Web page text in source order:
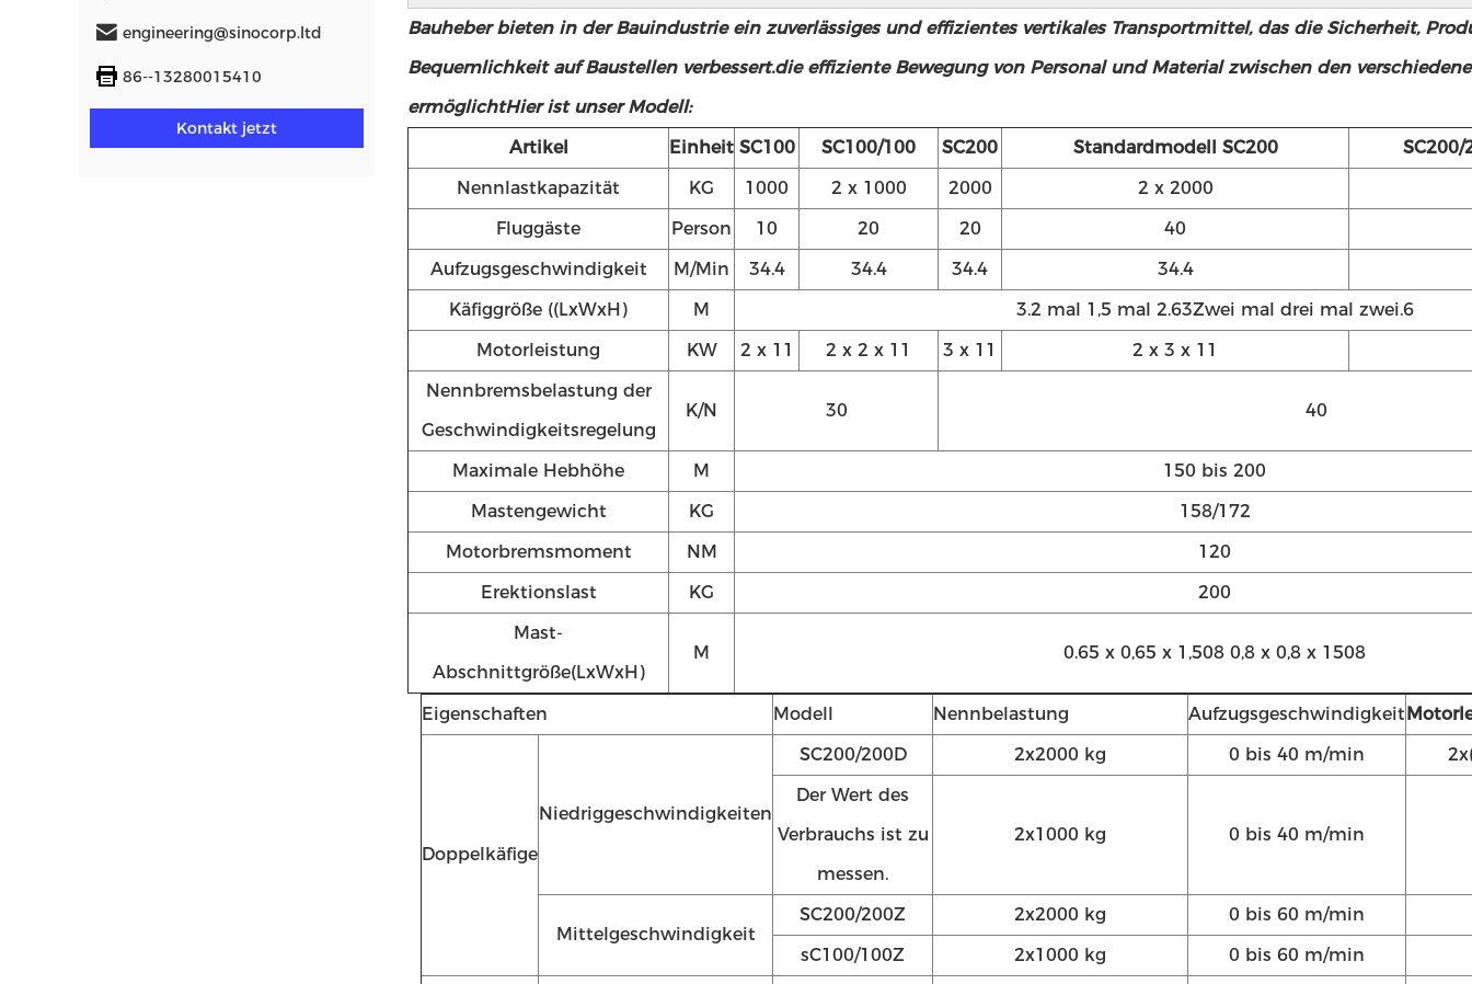
engineering@sinocorp.ltd
86--13280015410
Kontakt jetzt
Bauheber bieten in der Bauindustrie ein zuverlässiges und effizientes vertikales Transportmittel, das die Sicherheit,
Bequemlichkeit auf Baustellen verbessert.die effiziente Bewegung von Personal und Material zwischen den
ermöglichtHier ist unser Modell:
Artikel
Einheit SC100 SC100/100 SC200 Standardmodell SC200
Nennlastkapazität
KG 1000 2 x 1000 2000
2 x 2000
Fluggäste
Person 10 20 20
40
Aufzugsgeschwindigkeit
M/Min 34.4 34.4 34.4
34.4
Käfiggröße ((LxWxH)
M 3.2 mal 1,5 mal 2.63Zwei mal drei mal zwei.6
Motorleistung
KW 2 x 11 2 x 2 x 11 3 x 11
2 x 3 x 11
Nennbremsbelastung der
Geschwindigkeitsregelung
K/N 30 40
Maximale Hebhöhe M
150 bis 200
Mastengewicht
KG
158/172
Motorbremsmoment
NM
120
Erektionslast
KG
200
Mast-
Abschnittgröße(LxWxH)
M 0.65 x 0,65 x 1,508 0,8 x 0,8 x 1508
Eigenschaften Modell Nennbelastung Aufzugsgeschwindigkeit
Doppelkäfige
Niedriggeschwindigkeiten
SC200/200D 2x2000 kg 0 bis 40 m/min
Der Wert des
Verbrauchs ist zu
messen.
2x1000 kg 0 bis 40 m/min
Mittelgeschwindigkeit
SC200/200Z 2x2000 kg
0 bis 60 m/min
sC100/100Z
2x1000 kg 0 bis 60 m/min